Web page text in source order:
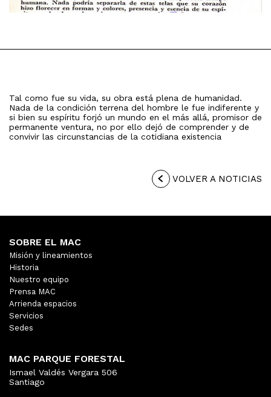
Tal como fue su vida, su obra está plena de humanidad.
Nada de la condición terrena del hombre le fue indiferente y
si bien su espíritu forjó un mundo en el más allá, promisor de
permanente ventura, no por ello dejó de comprender y de
convivir las circunstancias de la cotidiana existencia
VOLVER A NOTICIAS
SOBRE EL MAC
Misión y lineamientos
Historia
Nuestro equipo
Prensa MAC
Arrienda espacios
Servicios
Sedes
MAC PARQUE FORESTAL
Ismael Valdés Vergara 506
Santiago